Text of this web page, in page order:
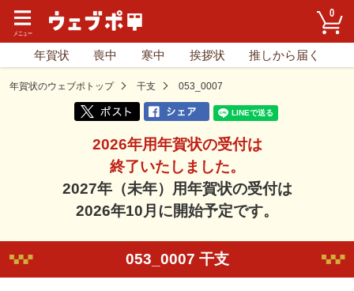
0
年賀状 喪中 寒中 挨拶状 推しから届く
年賀状のウェブポトップ 干支 053_0007
2026年用年賀状の受付は
終了いたしました。
2027年（未年）用年賀状の受付は
2026年10月に開始予定です。
053_0007 干支